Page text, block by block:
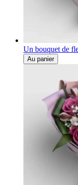
Un bouquet de
Au panier